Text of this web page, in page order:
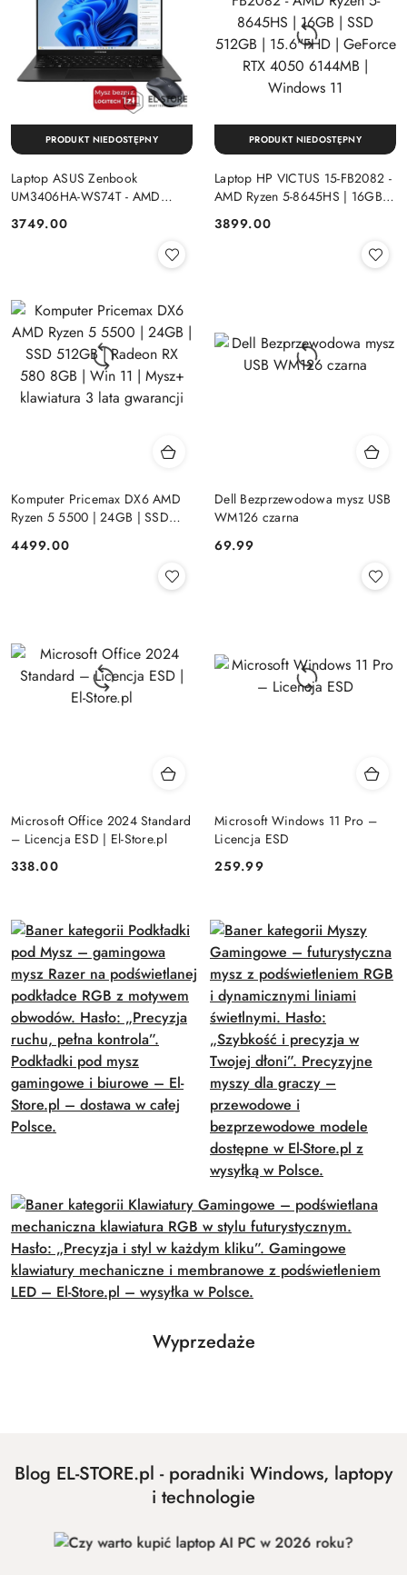
Laptop ASUS Zenbook
UM3406HA-WS74T - AMD
512GB | 14" OLED (1920x1200)
Cena:
3749.00
PRODUKT NIEDOSTĘPNY
Laptop HP VICTUS 15-FB2082 -
AMD Ryzen 5-8645HS | 16GB |
GeForce RTX 4050 6144MB |
Cena:
3899.00
PRODUKT NIEDOSTĘPNY
Komputer Pricemax DX6 AMD
Ryzen 5 5500 | 24GB | SSD
Win 11 | Mysz+ klawiatura 3 lata
Cena:
4499.00
Dell Bezprzewodowa mysz USB
WM126 czarna
Cena:
69.99
Microsoft Office 2024 Standard
– Licencja ESD | El-Store.pl
Cena:
338.00
Microsoft Windows 11 Pro –
Licencja ESD
Cena:
259.99
Pomiń karuzelę produktów
Produkty
Wyprzedaże
Blog EL-STORE.pl - poradniki Windows, laptopy
i technologie